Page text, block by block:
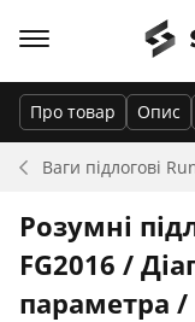
Ваги підлогові
Про товар Опис
Розумні
FG2016 /
параметра